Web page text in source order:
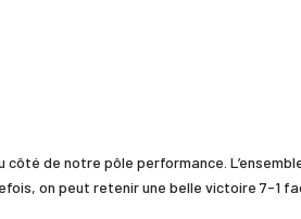
de notre pôle performance.
on peut retenir une belle victoire 7-1